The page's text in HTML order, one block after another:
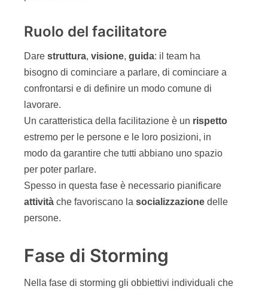
Ruolo del facilitatore
Dare struttura, visione, guida: il team ha
bisogno di cominciare a parlare, di cominciare a
confrontarsi e di definire un modo comune di
lavorare.
Un caratteristica della facilitazione è un rispetto
estremo per le persone e le loro posizioni, in
modo da garantire che tutti abbiano uno spazio
per poter parlare.
Spesso in questa fase è necessario pianificare
attività che favoriscano la socializzazione delle
persone.
Fase di Storming
Nella fase di storming gli obbiettivi individuali che